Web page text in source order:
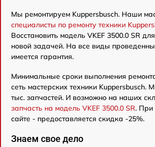
Мы ремонтируем Kuppersbusch. Наши
специалисты по ремонту техники
Восстановить модель VKEF 3500.0 SR
новой задачей. На все виды
имеется гарантия.
Минимальные сроки выполнения
сеть мастерских техники Kuppersbusch.
тыс. запчастей. И возможно на наших
запчасть на модель VKEF 3500.0 SR. При
сайте - предоставляется скидка -25%.
Знаем свое дело